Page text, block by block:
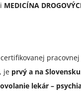
MEDICÍNA
je prvý a na
lekár –